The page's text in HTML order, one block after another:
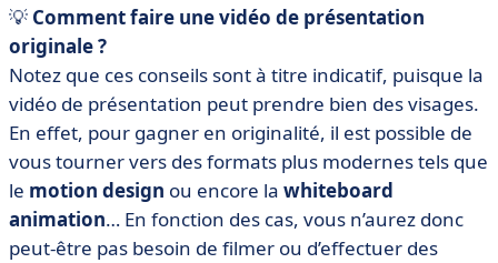
💡 Comment faire une vidéo de présentation
originale ?
Notez que ces conseils sont à titre indicatif, puisque la
vidéo de présentation peut prendre bien des visages.
En effet, pour gagner en originalité, il est possible de
vous tourner vers des formats plus modernes tels que
le motion design ou encore la whiteboard
animation… En fonction des cas, vous n’aurez donc
peut-être pas besoin de filmer ou d’effectuer des